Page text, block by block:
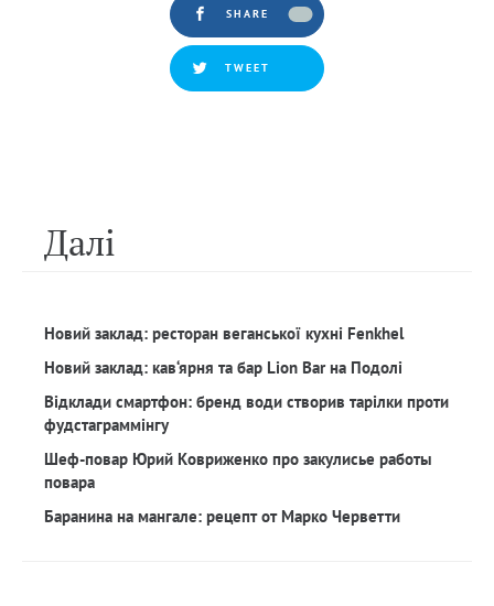
SHARE
TWEET
Далi
Новий заклад: ресторан веганської кухні Fenkhel
Новий заклад: кав‘ярня та бар Lion Bar на Подолі
Відклади смартфон: бренд води створив тарілки проти
фудстаграммінгу
Шеф-повар Юрий Ковриженко про закулисье работы
повара
Баранина на мангале: рецепт от Марко Черветти